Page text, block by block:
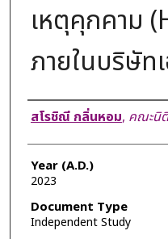
เหตุคุกคาม
ภายในบริษัท
Author
สโรชิณี กลิ่นหอม, คณะนิ
Year (A.D.)
2023
Document Type
Independent Study